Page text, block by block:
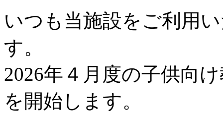
いつも当施設をご利用
す。
2026年４月度の子供向
を開始します。